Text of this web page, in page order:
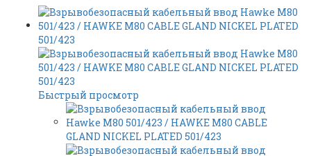
Быстрый просмотр